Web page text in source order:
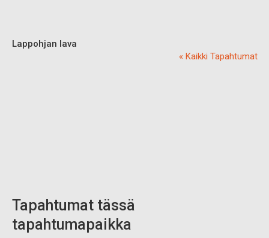
Lappohjan lava
« Kaikki Tapahtumat
Tapahtumat tässä
tapahtumapaikka